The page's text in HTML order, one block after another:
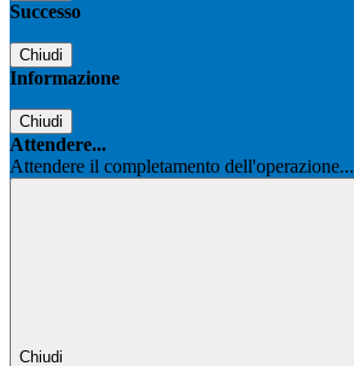
Successo
Chiudi
Informazione
Chiudi
Attendere...
Attendere il completamento dell'operazione...
Chiudi